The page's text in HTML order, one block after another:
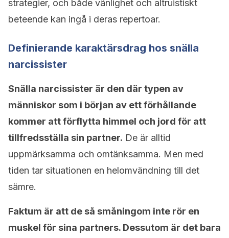
strategier, och både vänlighet och altruistiskt
beteende kan ingå i deras repertoar.
Definierande karaktärsdrag hos snälla
narcissister
Snälla narcissister är den där typen av
människor som i början av ett förhållande
kommer att förflytta himmel och jord för att
tillfredsställa sin partner. De är alltid
uppmärksamma och omtänksamma. Men med
tiden tar situationen en helomvändning till det
sämre.
Faktum är att de så småningom inte rör en
muskel för sina partners. Dessutom är det bara